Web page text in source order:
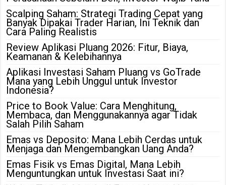
Scalping Saham: Strategi Trading Cepat yang
Banyak Dipakai Trader Harian, Ini Teknik dan
Cara Paling Realistis
Review Aplikasi Pluang 2026: Fitur, Biaya,
Keamanan & Kelebihannya
Aplikasi Investasi Saham Pluang vs GoTrade
Mana yang Lebih Unggul untuk Investor
Indonesia?
Price to Book Value: Cara Menghitung,
Membaca, dan Menggunakannya agar Tidak
Salah Pilih Saham
Emas vs Deposito: Mana Lebih Cerdas untuk
Menjaga dan Mengembangkan Uang Anda?
Emas Fisik vs Emas Digital, Mana Lebih
Menguntungkan untuk Investasi Saat ini?